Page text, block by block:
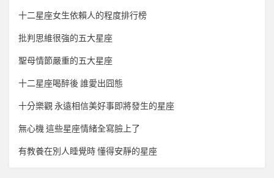
十二星座女生依賴人的程度排行榜
批判思維很強的五大星座
聖母情節嚴重的五大星座
十二星座喝醉後 誰愛出囧態
十分樂觀 永遠相信美好事即將發生的星座
無心機 這些星座情緒全寫臉上了
有教養在別人睡覺時 懂得安靜的星座